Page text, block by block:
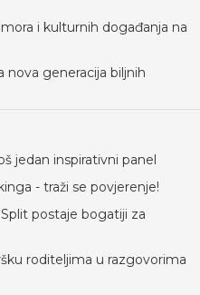
i kulturnih događanja na
nova generacija biljnih
jedan inspirativni panel
- traži se povjerenje!
postaje bogatiji za
roditeljima u razgovorima